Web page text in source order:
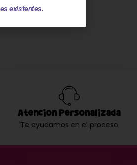
Atención Personalizada
Te ayudamos en el proceso
existentes.